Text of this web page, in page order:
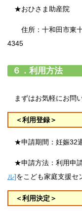
★おひさま助産院
住所：十和田市東
4345
６．利用方法
まずはお気軽にお問
＜利用登録＞
★申請期間：妊娠32週
★申請方法：利用申
ル]をこども家庭支援
＜利用決定＞